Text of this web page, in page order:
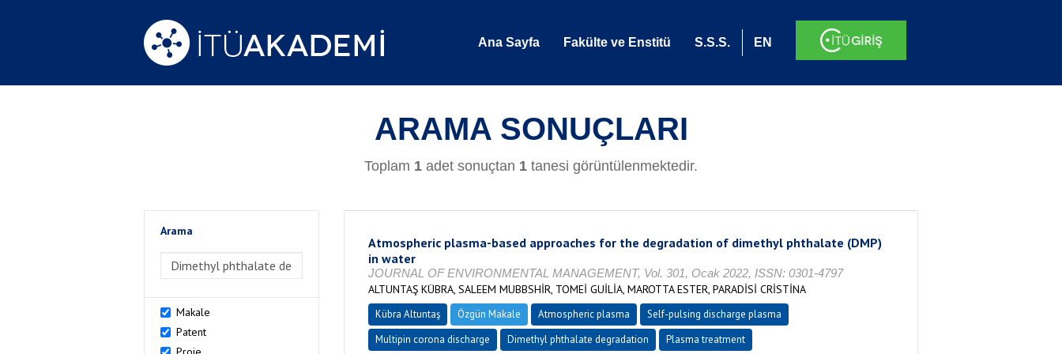
Ana Sayfa Fakülte ve Enstitü S.S.S. EN
ARAMA SONUÇLARI
Toplam 1 adet sonuçtan 1 tanesi görüntülenmektedir.
Arama
>Arama
Makale
Patent
Atmospheric plasma-based approaches for the degradation of dimethyl phthalate (DMP)
in water
JOURNAL OF ENVIRONMENTAL MANAGEMENT, Vol. 301, Ocak 2022, ISSN: 0301-4797
ALTUNTAŞ KÜBRA, SALEEM MUBBSHİR, TOMEİ GUİLİA, MAROTTA ESTER, PARADİSİ CRİSTİNA
Kübra Altuntaş Özgün Makale Atmospheric plasma
Self-pulsing discharge plasma
Multipin corona discharge
Dimethyl phthalate degradation Plasma treatment